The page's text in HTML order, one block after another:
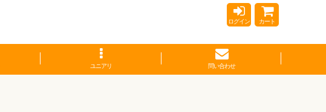
ログイン カート
ユニアリ 問い合わせ